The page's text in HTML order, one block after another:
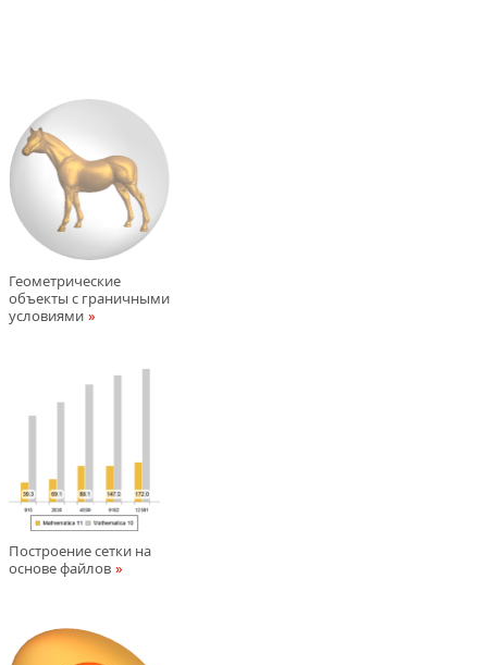
Геометрические
объекты с граничными
условиями
Построение сетки на
основе файлов